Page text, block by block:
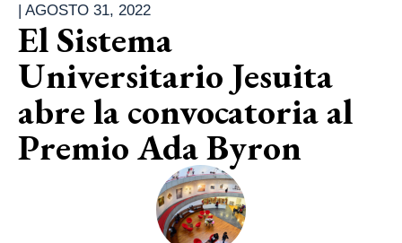
| AGOSTO 31, 2022
El Sistema
Universitario Jesuita
abre la convocatoria al
Premio Ada Byron